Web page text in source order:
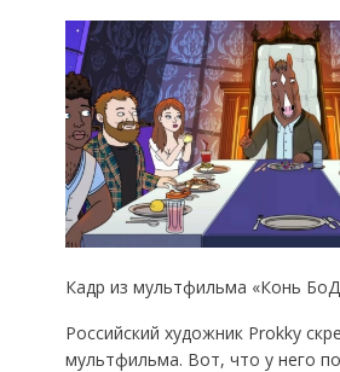
Кадр из мультфильма «Конь
Российский художник Prokky
мультфильма. Вот, что у него